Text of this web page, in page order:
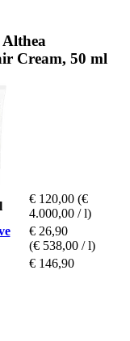
Cream, 50 ml
€ 120,00 (€
4.000,00 / l)
€ 26,90
(€ 538,00 / l)
€ 146,90